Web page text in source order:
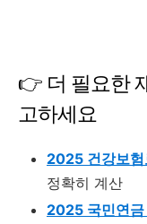
👉 더 필요한
고하세요
2025 건강보험
정확히 계산
2025 국민연금